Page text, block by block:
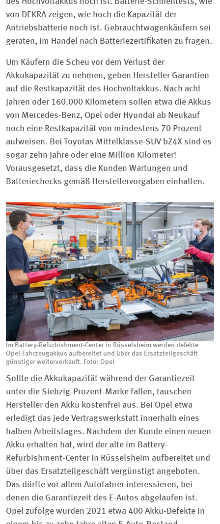
von DEKRA zeigen, wie hoch die Kapazität der
Antriebsbatterie noch ist. Gebrauchtwagenkäufern sei
geraten, im Handel nach Batteriezertifikaten zu fragen.
Um Käufern die Scheu vor dem Verlust der
Akkukapazität zu nehmen, geben Hersteller Garantien
auf die Restkapazität des Hochvoltakkus. Nach acht
Jahren oder 160.000 Kilometern sollen etwa die Akkus
von Mercedes-Benz, Opel oder Hyundai ab Neukauf
noch eine Restkapazität von mindestens 70 Prozent
aufweisen. Bei Toyotas Mittelklasse-SUV bZ4X sind es
sogar zehn Jahre oder eine Million Kilometer!
Vorausgesetzt, dass die Kunden Wartungen und
Batteriechecks gemäß Herstellervorgaben einhalten.
Im Battery-Refurbishment-Center in Rüsselsheim werden defekte
Opel-Fahrzeugakkus aufbereitet und über das Ersatzteilgeschäft
günstiger weiterverkauft. Foto: Opel
Sollte die Akkukapazität während der Garantiezeit
unter die Siebzig-Prozent-Marke fallen, tauschen
Hersteller den Akku kostenfrei aus. Bei Opel etwa
erledigt das jede Vertragswerkstatt innerhalb eines
halben Arbeitstages. Nachdem der Kunde einen neuen
Akku erhalten hat, wird der alte im Battery-
Refurbishment-Center in Rüsselsheim aufbereitet und
über das Ersatzteilgeschäft vergünstigt angeboten.
Das dürfte vor allem Autofahrer interessieren, bei
denen die Garantiezeit des E-Autos abgelaufen ist.
Opel zufolge wurden 2021 etwa 400 Akku-Defekte in